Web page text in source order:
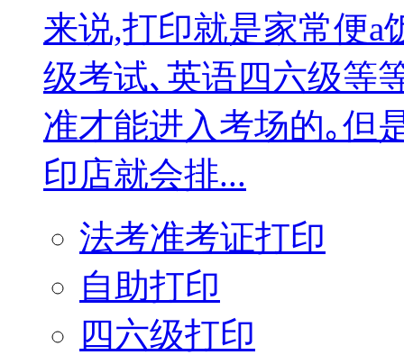
来说,打印就是家常便a
级考试､英语四六级等
准才能进入考场的｡但
印店就会排...
法考准考证打印
自助打印
四六级打印